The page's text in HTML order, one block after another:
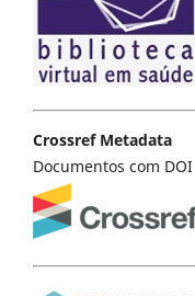
Crossref Metadata
Documentos com DOI